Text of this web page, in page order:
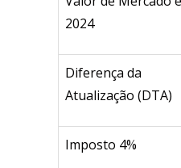
2024
Diferença da
Atualização (DTA)
Imposto 4%